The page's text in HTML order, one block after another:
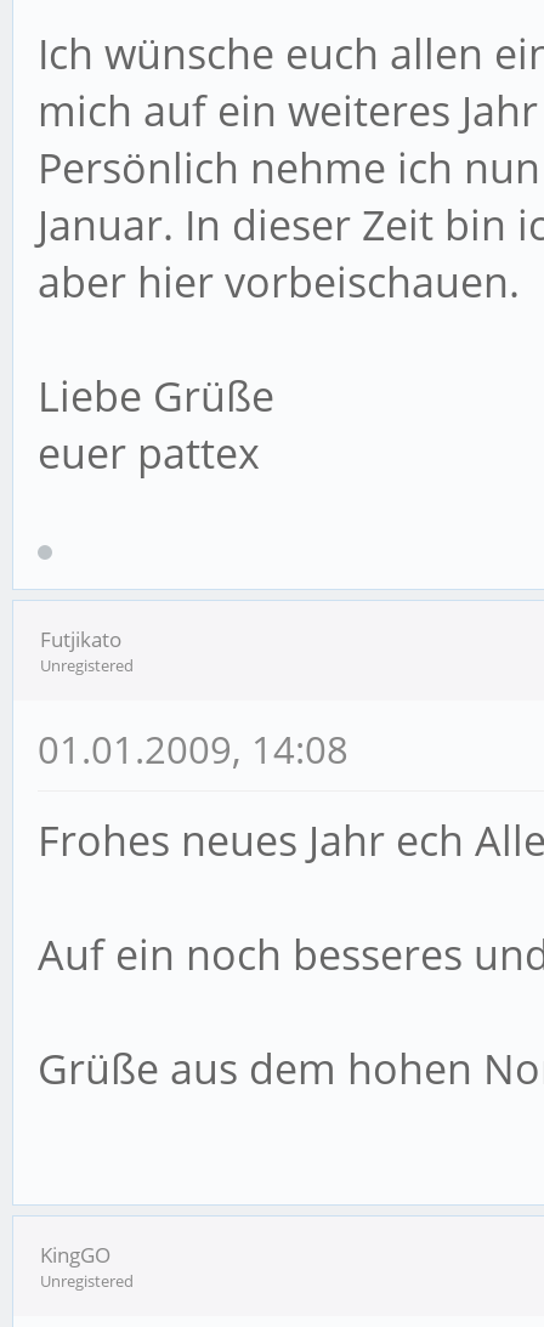
Ich wünsche euch allen
mich auf ein weiteres
Persönlich nehme ich
Januar. In dieser Zeit bin
aber hier vorbeischauen.
Liebe Grüße
euer pattex
Futjikato
Unregistered
01.01.2009, 14:08
Frohes neues Jahr ech
Auf ein noch besseres
Grüße aus dem hohen
KingGO
Unregistered